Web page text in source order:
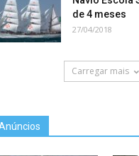
de 4 meses
27/04/2018
Carregar mais